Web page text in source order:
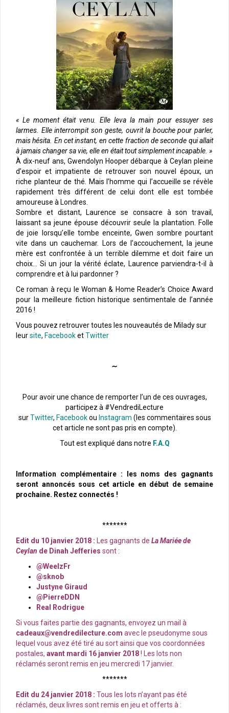
« Le moment était venu. Elle leva la main pour essuyer ses
larmes. Elle interrompit son geste, ouvrit la bouche pour parler,
mais hésita. En cet instant, en cette fraction de seconde qui allait
à jamais changer sa vie, elle en était tout simplement incapable. »
À dix-neuf ans, Gwendolyn Hooper débarque à Ceylan pleine
d’espoir et impatiente de retrouver son nouvel époux, un
riche planteur de thé. Mais l’homme qui l’accueille se révèle
rapidement très différent de celui dont elle est tombée
amoureuse à Londres.
Sombre et distant, Laurence se consacre à son travail,
laissant sa jeune épouse découvrir seule la plantation. Folle
de joie lorsqu’elle tombe enceinte, Gwen sombre pourtant
vite dans un cauchemar. Lors de l’accouchement, la jeune
mère est confrontée à un terrible dilemme et doit faire un
choix… Si un jour la vérité éclate, Laurence parviendra-t-il à
comprendre et à lui pardonner ?
Ce roman à reçu le Woman & Home Reader’s Choice Award
pour la meilleure fiction historique sentimentale de l’année
2016 !
Vous pouvez retrouver toutes les nouveautés de Milady sur
leursite, FacebooketTwitter
∼
Pour avoir une chance de remporter l’un de ces ouvrages,
participez à #VendrediLecture
surTwitter, Facebookou Instagram (les commentaires sous
cet article ne sont pas pris en compte).
Tout est expliqué dans notre F.A.Q
Information complémentaire : les noms des gagnants
seront annoncés sous cet article en début de semaine
prochaine. Restez connectés !
*******
Edit du 10 janvier 2018 : Les gagnants de La Mariée de
Ceylan de Dinah Jefferies sont :
@WeelzFr
@sknob
Justyne Giraud
@PierreDDN
Real Rodrigue
Si vous faites partie des gagnants, envoyez un mail à
cadeaux@vendredilecture.com avec le pseudonyme sous
lequel vous avez été tiré au sort ainsi que vos coordonnées
postales, avant mardi 16 janvier 2018! Les lots non
réclamés seront remis en jeu mercredi 17 janvier.
*******
Edit du 24 janvier 2018 : Tous les lots n’ayant pas été
réclamés, deux livres sont remis en jeu et offerts à :